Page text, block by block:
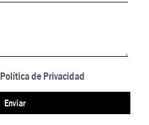
Política de Privacidad
Enviar